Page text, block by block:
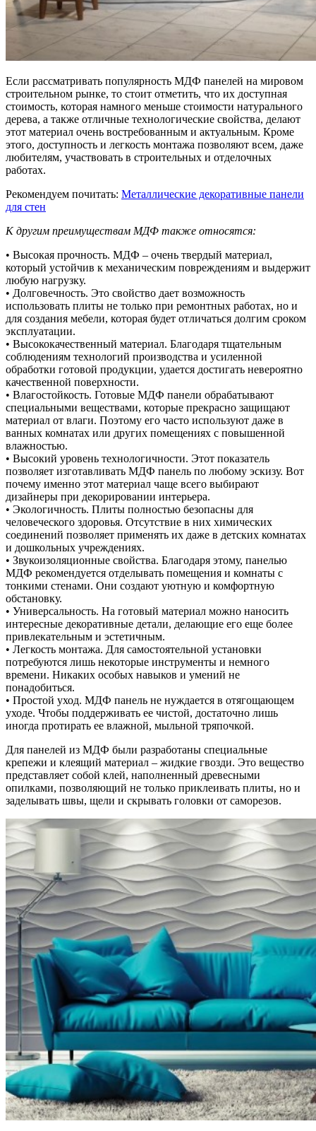
Если рассматривать популярность МДФ панелей на мировом
строительном рынке, то стоит отметить, что их доступная
стоимость, которая намного меньше стоимости натурального
дерева, а также отличные технологические свойства, делают
этот материал очень востребованным и актуальным. Кроме
этого, доступность и легкость монтажа позволяют всем, даже
любителям, участвовать в строительных и отделочных
работах.
Рекомендуем почитать: Металлические декоративные панели
для стен
К другим преимуществам МДФ также относятся:
• Высокая прочность. МДФ – очень твердый материал,
который устойчив к механическим повреждениям и выдержит
любую нагрузку.
• Долговечность. Это свойство дает возможность
использовать плиты не только при ремонтных работах, но и
для создания мебели, которая будет отличаться долгим сроком
эксплуатации.
• Высококачественный материал. Благодаря тщательным
соблюдениям технологий производства и усиленной
обработки готовой продукции, удается достигать невероятно
качественной поверхности.
• Влагостойкость. Готовые МДФ панели обрабатывают
специальными веществами, которые прекрасно защищают
материал от влаги. Поэтому его часто используют даже в
ванных комнатах или других помещениях с повышенной
влажностью.
• Высокий уровень технологичности. Этот показатель
позволяет изготавливать МДФ панель по любому эскизу. Вот
почему именно этот материал чаще всего выбирают
дизайнеры при декорировании интерьера.
• Экологичность. Плиты полностью безопасны для
человеческого здоровья. Отсутствие в них химических
соединений позволяет применять их даже в детских комнатах
и дошкольных учреждениях.
• Звукоизоляционные свойства. Благодаря этому, панелью
МДФ рекомендуется отделывать помещения и комнаты с
тонкими стенами. Они создают уютную и комфортную
обстановку.
• Универсальность. На готовый материал можно наносить
интересные декоративные детали, делающие его еще более
привлекательным и эстетичным.
• Легкость монтажа. Для самостоятельной установки
потребуются лишь некоторые инструменты и немного
времени. Никаких особых навыков и умений не
понадобиться.
• Простой уход. МДФ панель не нуждается в отягощающем
уходе. Чтобы поддерживать ее чистой, достаточно лишь
иногда протирать ее влажной, мыльной тряпочкой.
Для панелей из МДФ были разработаны специальные
крепежи и клеящий материал – жидкие гвозди. Это вещество
представляет собой клей, наполненный древесными
опилками, позволяющий не только приклеивать плиты, но и
заделывать швы, щели и скрывать головки от саморезов.